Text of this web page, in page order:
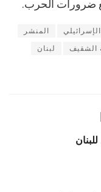
ضرورات الحرب.
المنشر
الشقيف لبنان